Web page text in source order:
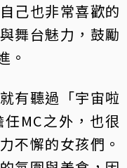
己也非常喜歡的
舞台魅力，鼓勵
。
有聽過「宇宙啦
MC之外，也很
不懈的女孩們。